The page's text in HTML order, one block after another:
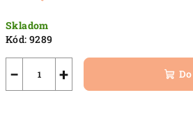
cena:
Skladom
Kód: 9289
+
−